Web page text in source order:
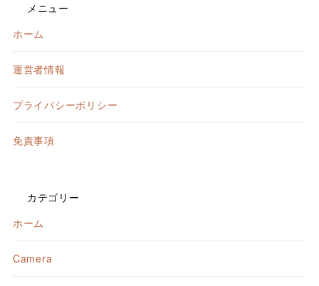
メニュー
ホーム
運営者情報
プライバシーポリシー
免責事項
カテゴリー
ホーム
Camera